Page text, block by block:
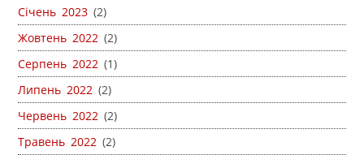
Січень 2023 (2)
Жовтень 2022 (2)
Серпень 2022 (1)
Липень 2022 (2)
Червень 2022 (2)
Травень 2022 (2)